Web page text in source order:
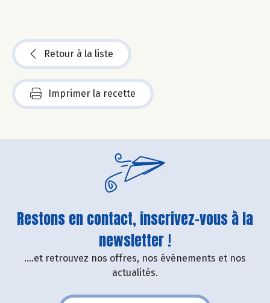
Retour à la liste
Imprimer la recette
Restons en contact, inscrivez-vous à la
newsletter !
....et retrouvez nos offres, nos événements et nos
actualités.